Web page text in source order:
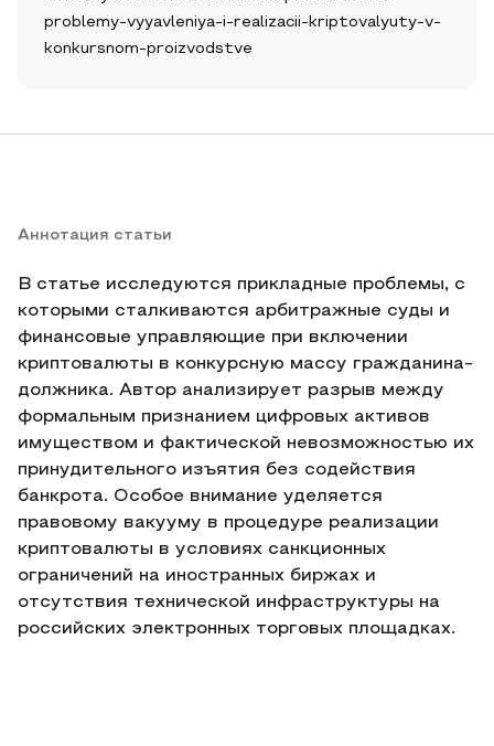
problemy-vyyavleniya-i-realizacii-kriptovalyuty-v-
konkursnom-proizvodstve
Аннотация статьи
В статье исследуются прикладные проблемы, с
которыми сталкиваются арбитражные суды и
финансовые управляющие при включении
криптовалюты в конкурсную массу гражданина-
должника. Автор анализирует разрыв между
формальным признанием цифровых активов
имуществом и фактической невозможностью их
принудительного изъятия без содействия
банкрота. Особое внимание уделяется
правовому вакууму в процедуре реализации
криптовалюты в условиях санкционных
ограничений на иностранных биржах и
отсутствия технической инфраструктуры на
российских электронных торговых площадках.